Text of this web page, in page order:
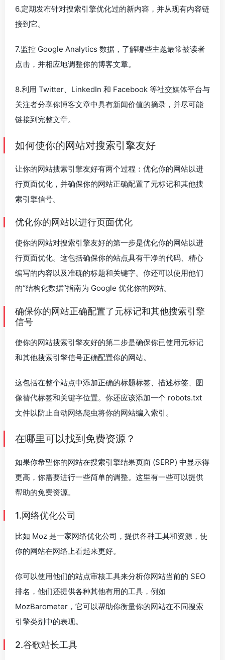
6.定期发布针对搜索引擎优化过的新内容，并从现有内容链
接到它。
7.监控 Google Analytics 数据，了解哪些主题最常被读者
点击，并相应地调整你的博客文章。
8.利用 Twitter、LinkedIn 和 Facebook 等社交媒体平台与
关注者分享你博客文章中具有新闻价值的摘录，并尽可能
链接到完整文章。
如何使你的网站对搜索引擎友好
让你的网站搜索引擎友好有两个过程：优化你的网站以进
行页面优化，并确保你的网站正确配置了元标记和其他搜
索引擎信号。
优化你的网站以进行页面优化
使你的网站对搜索引擎友好的第一步是优化你的网站以进
行页面优化。这包括确保你的站点具有干净的代码、精心
编写的内容以及准确的标题和关键字。你还可以使用他们
的“结构化数据”指南为 Google 优化你的网站。
确保你的网站正确配置了元标记和其他搜索引擎
信号
使你的网站搜索引擎友好的第二步是确保你已使用元标记
和其他搜索引擎信号正确配置你的网站。
这包括在整个站点中添加正确的标题标签、描述标签、图
像替代标签和关键字位置。你还应该添加一个 robots.txt
文件以防止自动网络爬虫将你的网站编入索引。
在哪里可以找到免费资源？
如果你希望你的网站在搜索引擎结果页面 (SERP) 中显示得
更高，你需要进行一些简单的调整。这里有一些可以提供
帮助的免费资源。
1.网络优化公司
比如 Moz 是一家网络优化公司，提供各种工具和资源，使
你的网站在网络上看起来更好。
你可以使用他们的站点审核工具来分析你网站当前的 SEO
排名，他们还提供各种其他有用的工具，例如
MozBarometer，它可以帮助你衡量你的网站在不同搜索
引擎类别中的表现。
2.谷歌站长工具